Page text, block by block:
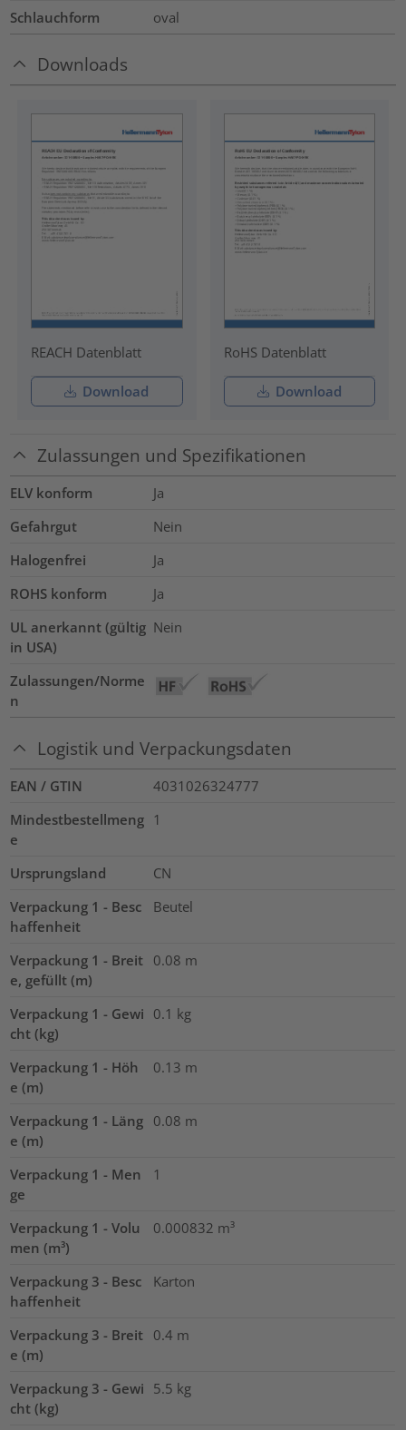
Schlauchform oval
Downloads
REACH Datenblatt
Download
RoHS Datenblatt
Download
Zulassungen und Spezifikationen
ELV konform
Ja
Gefahrgut
Nein
Halogenfrei
Ja
ROHS konform
Ja
UL anerkannt (gültig
in USA)
Nein
Zulassungen/Norme
n
Logistik und Verpackungsdaten
EAN / GTIN
4031026324777
Mindestbestellmeng
e
1
Ursprungsland
CN
Verpackung 1 - Besc
haffenheit
Beutel
Verpackung 1 - Breit
e, gefüllt (m)
0.08 m
Verpackung 1 - Gewi
cht (kg)
0.1 kg
Verpackung 1 - Höh
e (m)
0.13 m
Verpackung 1 - Läng
e (m)
0.08 m
Verpackung 1 - Men
ge
1
Verpackung 1 - Volu
men (m³)
0.000832 m³
Verpackung 3 - Besc
haffenheit
Karton
Verpackung 3 - Breit
e (m)
0.4 m
Verpackung 3 - Gewi
cht (kg)
5.5 kg